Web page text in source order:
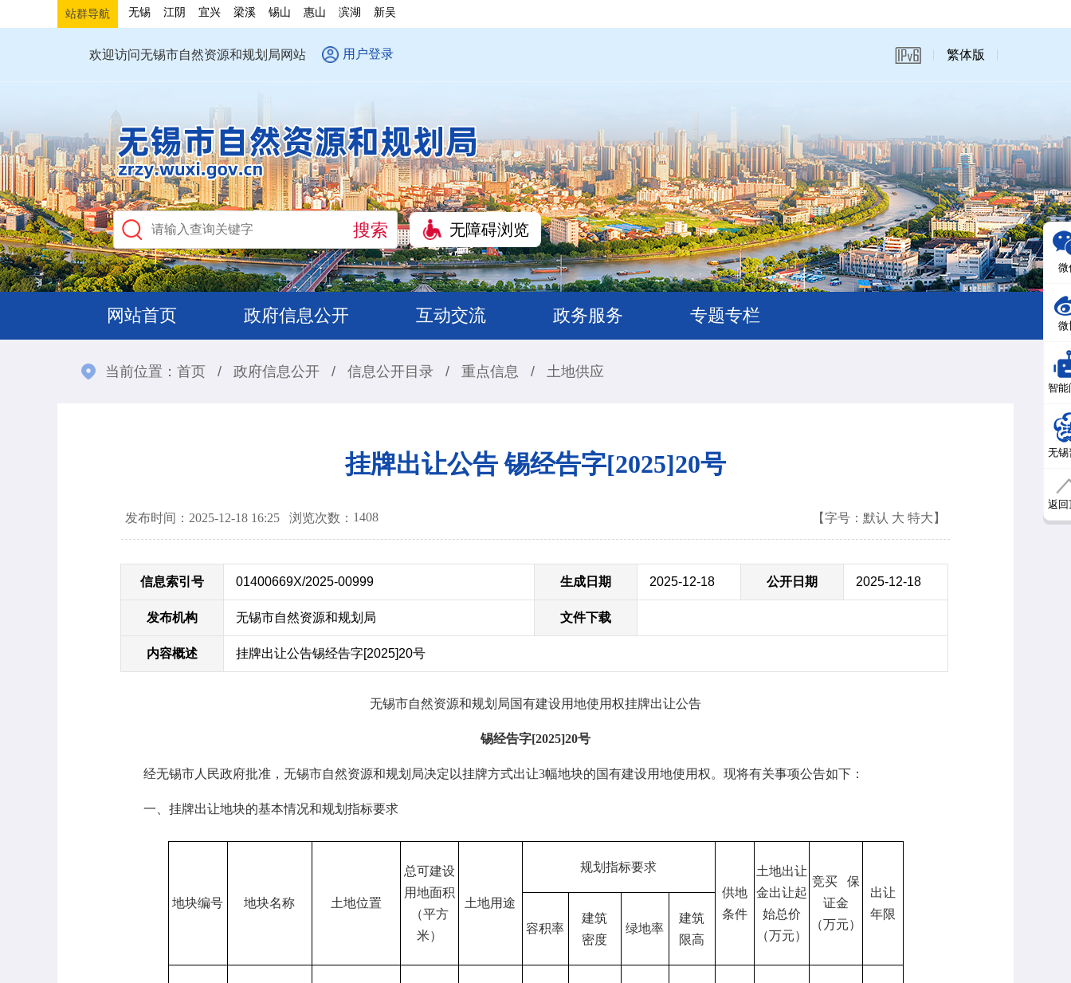
站群导航 无锡 江阴 宜兴 梁溪 锡山 惠山 滨湖 新吴
欢迎访问无锡市自然资源和规划局网站 用户登录 繁体版
无障碍浏览
网站首页 政府信息公开 互动交流 政务服务 专题专栏
当前位置： 首页 / 政府信息公开 / 信息公开目录 / 重点信息 / 土地供应
挂牌出让公告 锡经告字[2025]20号
发布时间：2025-12-18 16:25 浏览次数： 1408 【字号： 默认 大 特大 】
信息索引号 01400669X/2025-00999 生成日期 2025-12-18 公开日期 2025-12-18
发布机构 无锡市自然资源和规划局 文件下载
内容概述 挂牌出让公告锡经告字[2025]20号
无锡市自然资源和规划局国有建设用地使用权挂牌出让公告
锡经告字[2025]20号
经无锡市人民政府批准，无锡市自然资源和规划局决定以挂牌方式出让3幅地块的国有建设用地使用权。现将有关事项公告如下：
一、挂牌出让地块的基本情况和规划指标要求
地块编号 地块名称 土地位置
总可建设
用地面积
（平方
米）
土地用途
规划指标要求
供地
条件
土地出让
金出让起
始总价
（万元）
竞买 保
证金
（万元）
出让
年限
容积率
建筑
密度
绿地率
建筑
限高
微
微
智能
无锡
返回